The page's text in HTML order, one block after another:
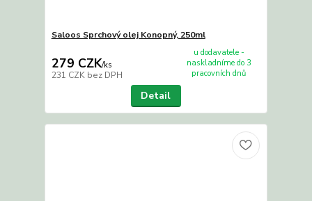
Saloos Sprchový olej Konopný, 250ml
279 CZK/ks
231 CZK bez DPH
u dodavatele -
naskladníme do 3
pracovních dnů
Detail